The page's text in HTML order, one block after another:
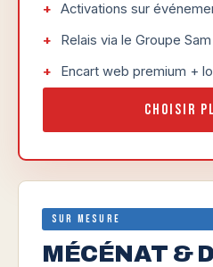
Activations sur
Relais via le Groupe
Encart web premium +
Choisir
Sur mesure
MÉCÉNAT &